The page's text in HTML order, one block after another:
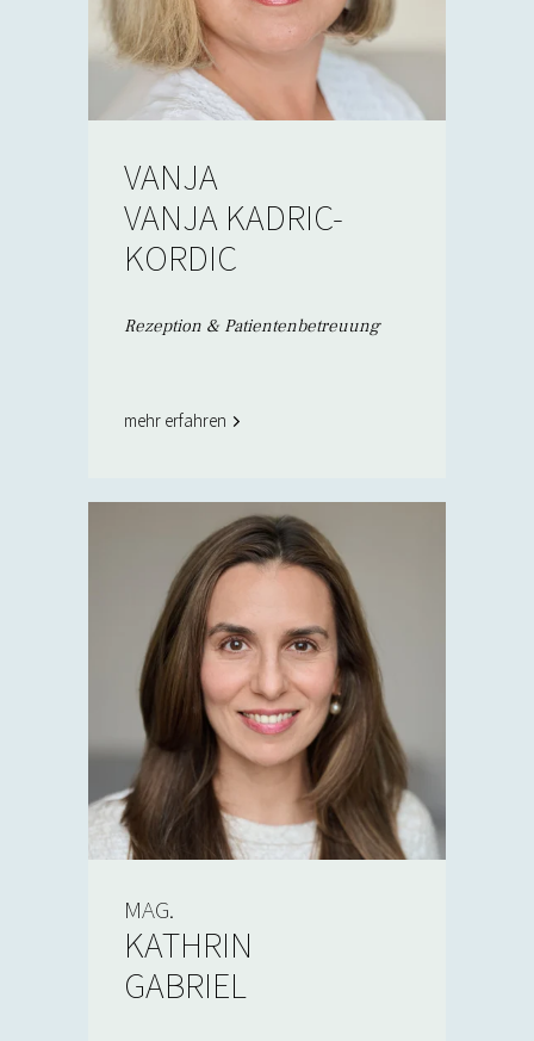
VANJA
VANJA KADRIC-
KORDIC
Rezeption & Patientenbetreuung
mehr erfahren
MAG.
KATHRIN
GABRIEL